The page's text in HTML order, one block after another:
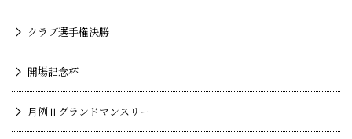
クラブ選手権決勝
開場記念杯
月例Ⅱグランドマンスリー